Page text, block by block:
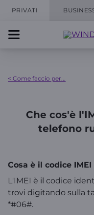
PRIVATI
< Come faccio per...
Che cos'è
telefono
Cosa è il codice IMEI
L'IMEI è il codice
trovi digitando sulla
*#06#.